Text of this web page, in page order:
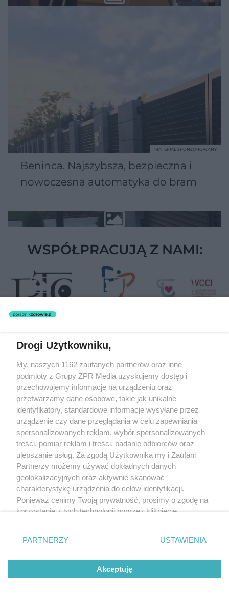
Beninca. Najszybsza, bezpieczna i
nowoczesna automatyka do bram
MATERIAŁ SPONSOROWANY
WSPÓŁPRACUJĄ Z NAMI:
rozpowszechniany lub dalej rozpowszechniany w jakikolwiek sposób
(w tym także elektroniczny lub mechaniczny) na jakimkolwiek polu
eksploatacji w jakiejkolwiek formie, włącznie z umieszczaniem w
Internecie bez pisemnej zgody właściciela praw. Jakiekolwiek użycie
lub wykorzystanie utworów w całości lub w części z naruszeniem
prawa, tzn. bez właściwej zgody, jest zabronione pod groźbą kary i
może być ścigane prawnie.
O nas
Informacje prawne
Nasze serwisy
Drogi Użytkowniku,
My, naszych 1162 zaufanych partnerów oraz inne
podmioty z Grupy ZPR Media uzyskujemy dostęp i
przechowujemy informacje na urządzeniu oraz
przetwarzamy dane osobowe, takie jak unikalne
identyfikatory, standardowe informacje wysyłane przez
urządzenie czy dane przeglądania w celu zapewniania
spersonalizowanych reklam, wybór spersonalizowanych
treści, pomiar reklam i treści, badanie odbiorców oraz
ulepszanie usług. Za zgodą Użytkownika my i Zaufani
Partnerzy możemy używać dokładnych danych
geolokalizacyjnych oraz aktywnie skanować
charakterystykę urządzenia do celów identyfikacji.
Ponieważ cenimy Twoją prywatność, prosimy o zgodę na
korzystanie z tych technologii poprzez kliknięcie
zmienić/wycofać klikając przycisk ustawień prywatności
znajdujący się w lewym dolnym rogu strony
rodzaje przetwarzania danych nie wymagają zgody
użytkownika, ale masz prawo sprzeciwić się takiemu
przetwarzaniu. Preferencje będą miały zastosowanie tylko
PARTNERZY USTAWIENIA
Akceptuję